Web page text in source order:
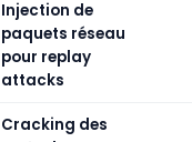
Injection de
paquets réseau
pour replay
attacks
Cracking des